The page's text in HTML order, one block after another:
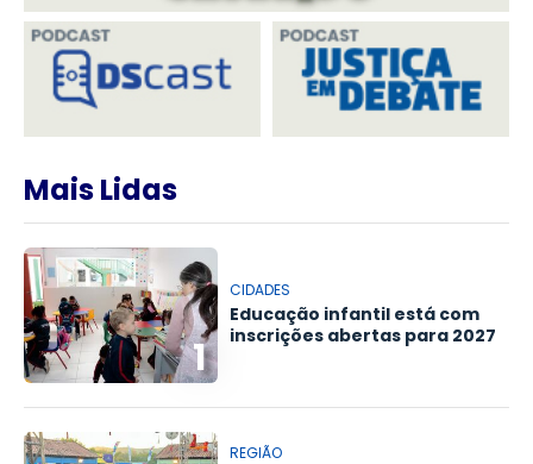
Mais Lidas
1
CIDADES
Educação infantil está com
inscrições abertas para 2027
REGIÃO